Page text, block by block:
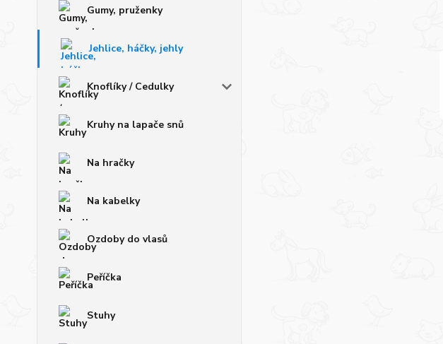
Gumy, pruženky
Jehlice, háčky, jehly
Knoflíky / Cedulky
Kruhy na lapače snů
Na hračky
Na kabelky
Ozdoby do vlasů
Peříčka
Stuhy